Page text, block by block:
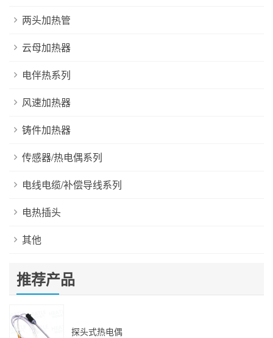
两头加热管
云母加热器
电伴热系列
风速加热器
铸件加热器
传感器/热电偶系列
电线电缆/补偿导线系列
电热插头
其他
推荐产品
探头式热电偶